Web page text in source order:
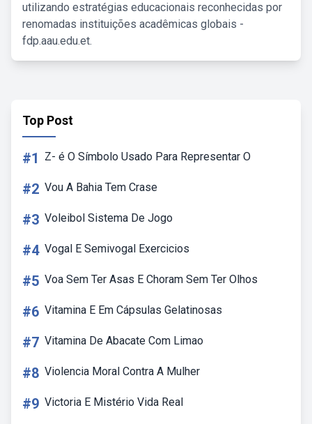
utilizando estratégias educacionais reconhecidas por
renomadas instituições acadêmicas globais -
fdp.aau.edu.et.
Top Post
#1 Z- é O Símbolo Usado Para Representar O
#2 Vou A Bahia Tem Crase
#3 Voleibol Sistema De Jogo
#4 Vogal E Semivogal Exercicios
#5 Voa Sem Ter Asas E Choram Sem Ter Olhos
#6 Vitamina E Em Cápsulas Gelatinosas
#7 Vitamina De Abacate Com Limao
#8 Violencia Moral Contra A Mulher
#9 Victoria E Mistério Vida Real